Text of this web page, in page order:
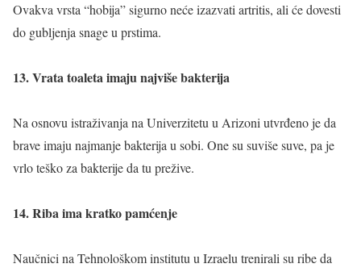
Ovakva vrsta “hobija” sigurno neće izazvati artritis, ali će dovesti
do gubljenja snage u prstima.
13. Vrata toaleta imaju najviše bakterija
Na osnovu istraživanja na Univerzitetu u Arizoni utvrđeno je da
brave imaju najmanje bakterija u sobi. One su suviše suve, pa je
vrlo teško za bakterije da tu prežive.
14. Riba ima kratko pamćenje
Naučnici na Tehnološkom institutu u Izraelu trenirali su ribe da